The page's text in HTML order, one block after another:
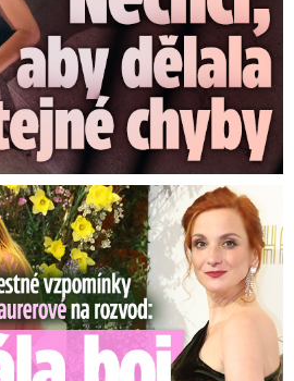
Prohrála boj o dvojčata!